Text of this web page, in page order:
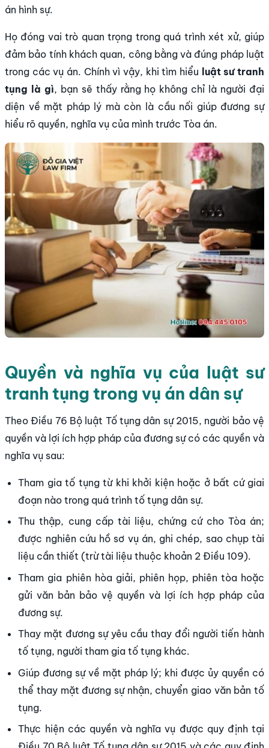
án hình sự.
Họ đóng vai trò quan trọng trong quá trình xét xử, giúp
đảm bảo tính khách quan, công bằng và đúng pháp luật
trong các vụ án. Chính vì vậy, khi tìm hiểu luật sư tranh
tụng là gì, bạn sẽ thấy rằng họ không chỉ là người đại
diện về mặt pháp lý mà còn là cầu nối giúp đương sự
hiểu rõ quyền, nghĩa vụ của mình trước Tòa án.
Quyền và nghĩa vụ của luật sư
tranh tụng trong vụ án dân sự
Theo Điều 76 Bộ luật Tố tụng dân sự 2015, người bảo vệ
quyền và lợi ích hợp pháp của đương sự có các quyền và
nghĩa vụ sau:
Tham gia tố tụng từ khi khởi kiện hoặc ở bất cứ giai
đoạn nào trong quá trình tố tụng dân sự.
Thu thập, cung cấp tài liệu, chứng cứ cho Tòa án;
được nghiên cứu hồ sơ vụ án, ghi chép, sao chụp tài
liệu cần thiết (trừ tài liệu thuộc khoản 2 Điều 109).
Tham gia phiên hòa giải, phiên họp, phiên tòa hoặc
gửi văn bản bảo vệ quyền và lợi ích hợp pháp của
đương sự.
Thay mặt đương sự yêu cầu thay đổi người tiến hành
tố tụng, người tham gia tố tụng khác.
Giúp đương sự về mặt pháp lý; khi được ủy quyền có
thể thay mặt đương sự nhận, chuyển giao văn bản tố
tụng.
Thực hiện các quyền và nghĩa vụ được quy định tại